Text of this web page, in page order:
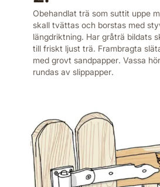
Obehandlat trä som suttit uppe
skall tvättas och borstas med
längdriktning. Har gråträ bildats
till friskt ljust trä. Frambragta
med grovt sandpapper. Vassa
rundas av slippapper.